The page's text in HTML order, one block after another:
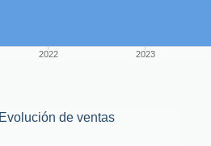
2022 2023
Evolución de ventas